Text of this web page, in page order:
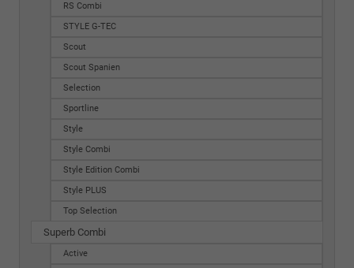
RS Combi
STYLE G-TEC
Scout
Scout Spanien
Selection
Sportline
Style
Style Combi
Style Edition Combi
Style PLUS
Top Selection
Superb Combi
Active